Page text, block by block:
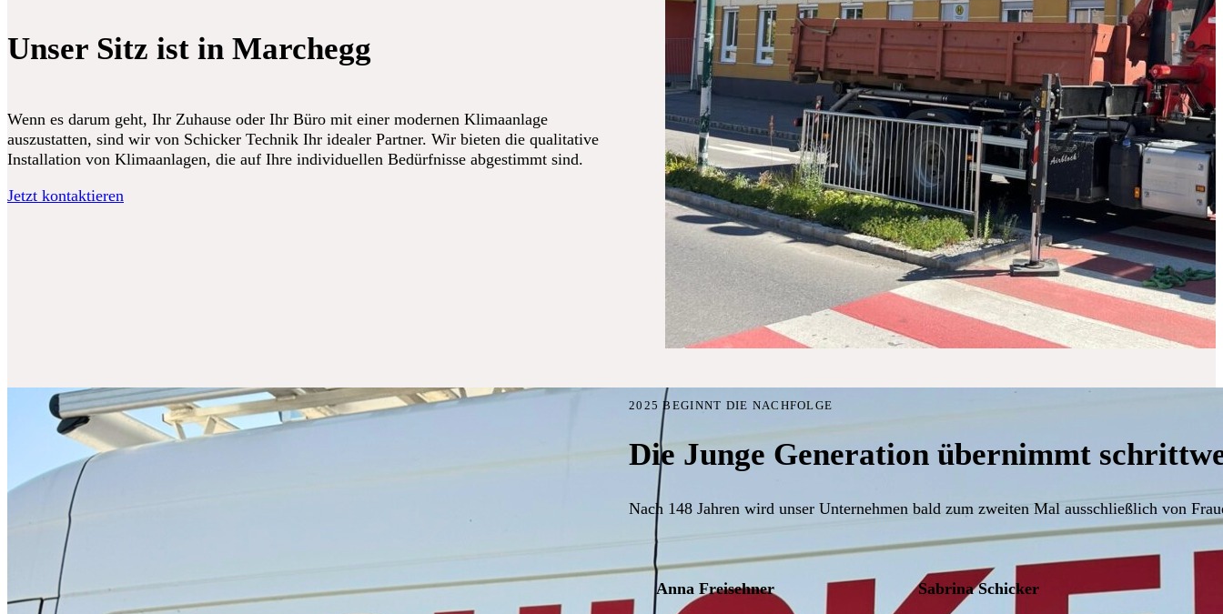
Unser Sitz ist in Marchegg
Wenn es darum geht, Ihr Zuhause oder Ihr Büro mit einer modernen Klimaanlage
auszustatten, sind wir von Schicker Technik Ihr idealer Partner. Wir bieten die qualitative
Installation von Klimaanlagen, die auf Ihre individuellen Bedürfnisse abgestimmt sind.
Jetzt kontaktieren
2025 BEGINNT DIE NACHFOLGE
Die Junge Generation übernimmt
Nach 148 Jahren wird unser Unternehmen bald zum zweiten Mal ausschließlich von
Anna Freisehner
Sabrina Schicker